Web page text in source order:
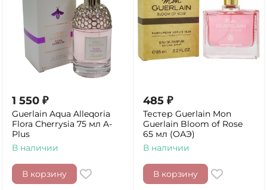
1 550 ₽
Guerlain Aqua Alleqoria
Flora Cherrysia 75 мл A-
Plus
В наличии
В корзину
485 ₽
Тестер Guerlain Mon
Guerlain Bloom of Rose
65 мл (ОАЭ)
В наличии
В корзину